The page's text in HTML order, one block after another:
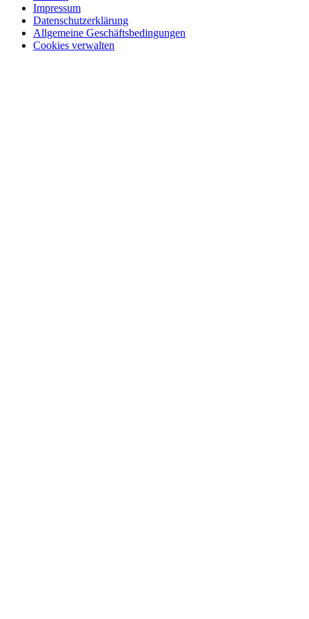
Impressum
Datenschutzerklärung
Allgemeine Geschäftsbedingungen
Cookies verwalten